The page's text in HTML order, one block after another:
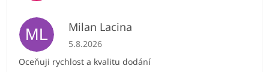
ML Milan Lacina
Hodnocení obchodu je 5 z 5 hvězdiček.
5.8.2026
Oceňuji rychlost a kvalitu dodání